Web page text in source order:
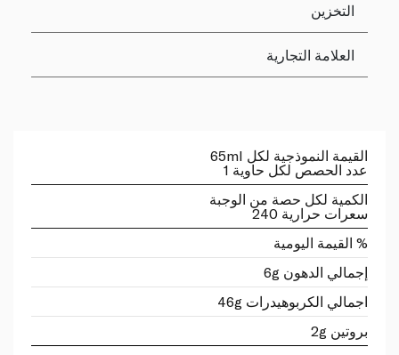
التخزين
العلامة التجارية
القيمة النموذجية لكل 65ml
عدد الحصص لكل حاوية 1
الكمية لكل حصة من الوجبة
سعرات حرارية 240
% القيمة اليومية
إجمالي الدهون 6g
اجمالي الكربوهيدرات 46g
بروتين 2g